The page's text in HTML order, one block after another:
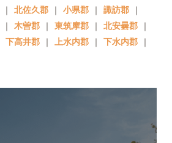
｜ 北佐久郡 ｜ 小県郡 ｜ 諏訪郡 ｜
｜ 木曽郡 ｜ 東筑摩郡 ｜ 北安曇郡 ｜
下高井郡 ｜ 上水内郡 ｜ 下水内郡 ｜